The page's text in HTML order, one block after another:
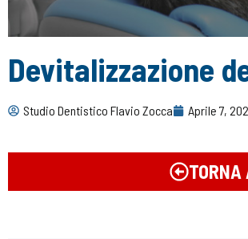
Devitalizzazione
Studio Dentistico Flavio Zocca Aprile 7,
TORNA